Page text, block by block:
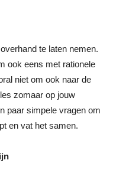
te laten nemen.
ook eens met rationele
niet om ook naar de
zomaar op jouw
paar simpele vragen om
en vat het samen.